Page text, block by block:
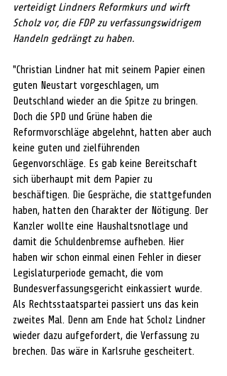
verteidigt Lindners Reformkurs und wirft
Scholz vor, die FDP zu verfassungswidrigem
Handeln gedrängt zu haben.
"Christian Lindner hat mit seinem Papier einen
guten Neustart vorgeschlagen, um
Deutschland wieder an die Spitze zu bringen.
Doch die SPD und Grüne haben die
Reformvorschläge abgelehnt, hatten aber auch
keine guten und zielführenden
Gegenvorschläge. Es gab keine Bereitschaft
sich überhaupt mit dem Papier zu
beschäftigen. Die Gespräche, die stattgefunden
haben, hatten den Charakter der Nötigung. Der
Kanzler wollte eine Haushaltsnotlage und
damit die Schuldenbremse aufheben. Hier
haben wir schon einmal einen Fehler in dieser
Legislaturperiode gemacht, die vom
Bundesverfassungsgericht einkassiert wurde.
Als Rechtsstaatspartei passiert uns das kein
zweites Mal. Denn am Ende hat Scholz Lindner
wieder dazu aufgefordert, die Verfassung zu
brechen. Das wäre in Karlsruhe gescheitert.